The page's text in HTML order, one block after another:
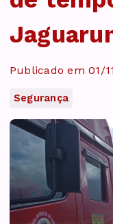
Publicado em 01/
Segurança